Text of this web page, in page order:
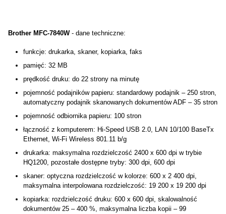
Brother MFC-7840W- dane techniczne:
funkcje: drukarka, skaner, kopiarka, faks
pamięć: 32 MB
prędkość druku: do 22 strony na minutę
pojemność podajników papieru: standardowy podajnik – 250 stron,
automatyczny podajnik skanowanych dokumentów ADF – 35 stron
pojemność odbiornika papieru: 100 stron
łączność z komputerem: Hi-Speed USB 2.0, LAN 10/100 BaseTx
Ethernet, Wi-Fi Wireless 801.11 b/g
drukarka: maksymalna rozdzielczość 2400 x 600 dpi w trybie
HQ1200, pozostałe dostępne tryby: 300 dpi, 600 dpi
skaner: optyczna rozdzielczość w kolorze: 600 x 2 400 dpi,
maksymalna interpolowana rozdzielczość: 19 200 x 19 200 dpi
kopiarka: rozdzielczość druku: 600 x 600 dpi, skalowalność
dokumentów 25 – 400 %, maksymalna liczba kopii – 99